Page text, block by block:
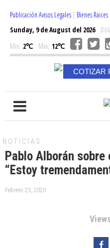
Publicación Avisos Legales | Bienes Raices
Sunday, 9 de August del 2026
Min: 2℃ Max: 12℃
COTIZAR
NOTICIAS
Pablo Alborán
“Estoy
Febrero 25, 2020